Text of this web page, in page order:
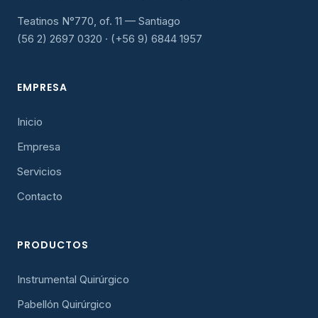
Teatinos N°770, of. 11 — Santiago
(56 2) 2697 0320 · (+56 9) 6844 1957
EMPRESA
Inicio
Empresa
Servicios
Contacto
PRODUCTOS
Instrumental Quirúrgico
Pabellón Quirúrgico